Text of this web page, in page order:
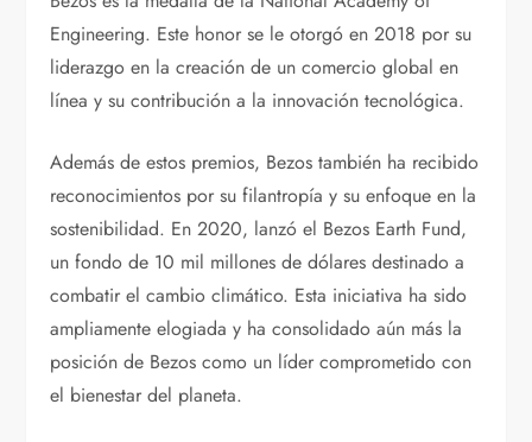
Engineering. Este honor se le otorgó en 2018 por su
liderazgo en la creación de un comercio global en
línea y su contribución a la innovación tecnológica.
Además de estos premios, Bezos también ha recibido
reconocimientos por su filantropía y su enfoque en la
sostenibilidad. En 2020, lanzó el Bezos Earth Fund,
un fondo de 10 mil millones de dólares destinado a
combatir el cambio climático. Esta iniciativa ha sido
ampliamente elogiada y ha consolidado aún más la
posición de Bezos como un líder comprometido con
el bienestar del planeta.